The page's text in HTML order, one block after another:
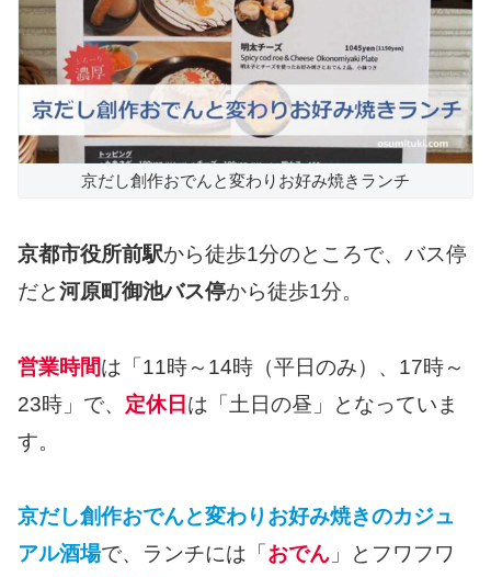
京だし創作おでんと変わりお好み焼きランチ
京都市役所前駅から徒歩1分のところで、バス停
だと河原町御池バス停から徒歩1分。
営業時間は「11時～14時（平日のみ）、17時～
23時」で、 定休日 は「土日の昼」となっていま
す。
京だし創作おでんと変わりお好み焼きのカジュ
アル酒場で、ランチには「おでん 」とフワフワ